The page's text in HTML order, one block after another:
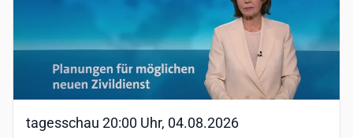
tagesschau 20:00 Uhr, 04.08.2026